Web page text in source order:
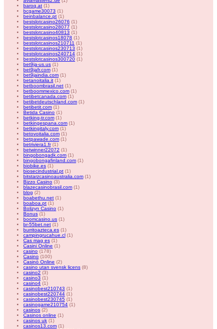
baroq.at (1)
bcgame30073 (1)
beinbalance.pt (1)
bestslotcasino26076 (1)
bestslotcasino28077 (1)
bestslotcasino40813 (1)
bestslotcasinos18078 (1)
bestslotcasinos210711 (1)
bestslotcasinos230713 (1)
bestslotcasinos240714 (1)
bestslotcasinos300720 (1)
bet9ja-us.us (1)
bet9jafr.com (1)
bet9jaindia.com (1)
betanoitalia.it (1)
betboombrasil.net (1)
betboommexico.com (1)
betibetcanada.com (1)
betibetdeutschland.com (1)
betibetit.com (1)
Betida Casino (1)
betking-tr.com (1)
betkingespana.com (1)
betkingitaly.com (1)
betovoitalia.com (1)
betpawade.com (1)
betriviera1.fr(1)
betwinner22072 (1)
bingobongadk.com (1)
bingobongafinland.com (1)
biobike.es (1)
biosecindustrial.pt (1)
bitstarzcasinoaustralia.com (1)
Bizzo Casino (3)
blazecasinobrasil.com (1)
blog (2)
boabethu.net (1)
boaboa.pt (1)
Bolizyn Casino (1)
Bonus (1)
boomcasino.us (1)
br-55bet.net (1)
burritoazteca.es (1)
campingrucahue.cl (1)
Cas mag es (1)
Casini Online (1)
casino (178)
Casino (100)
Casinò Online (2)
casino utan svensk licens (8)
casino2 (3)
casino3 (1)
casino4 (1)
casinobest210743 (1)
casinobest220744 (1)
casinobest230745 (1)
casinogame210754 (1)
casinos (2)
Casinos online (1)
casinos uk (1)
casinos13.com (1)